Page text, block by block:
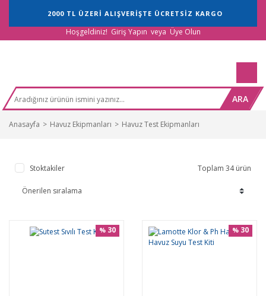
2000 TL ÜZERİ ALIŞVERİŞTE ÜCRETSİZ KARGO
Hoşgeldiniz! Giriş Yapın veya Üye Olun
ARA
Anasayfa Havuz Ekipmanları Havuz Test Ekipmanları
Stoktakiler Toplam 34 ürün
% 30 % 30